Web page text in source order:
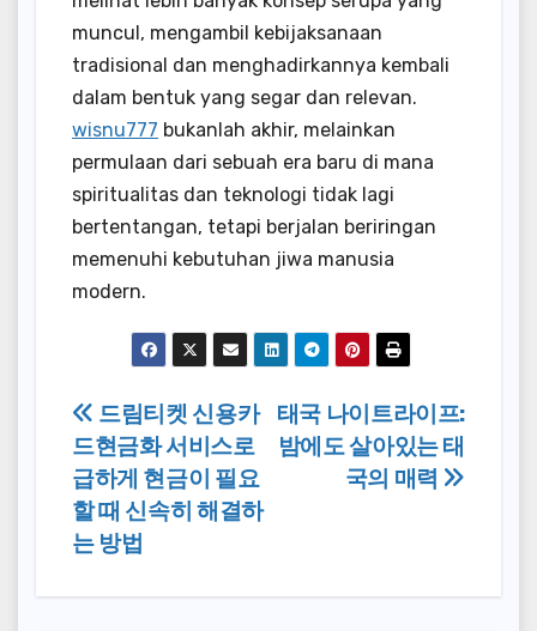
muncul, mengambil kebijaksanaan
tradisional dan menghadirkannya kembali
dalam bentuk yang segar dan relevan.
wisnu777 bukanlah akhir, melainkan
permulaan dari sebuah era baru di mana
spiritualitas dan teknologi tidak lagi
bertentangan, tetapi berjalan beriringan
memenuhi kebutuhan jiwa manusia
modern.
Post
navigation
태국 나이트라이프:
밤에도 살아있는 태
국의 매력
드림티켓 신용카
드현금화 서비스로
급하게 현금이 필요
할 때 신속히 해결하
는 방법